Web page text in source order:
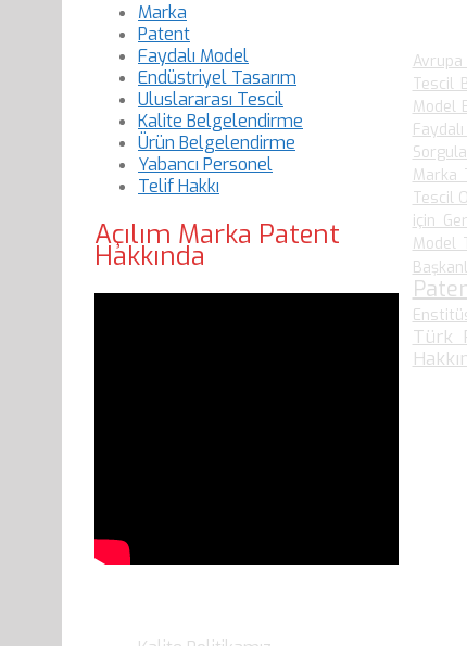
Marka
Patent
Faydalı Model
Endüstriyel Tasarım
Uluslararası Tescil
Kalite Belgelendirme
Ürün Belgelendirme
Yabancı Personel
Telif Hakkı
Açılım Marka Patent
Hakkında
Tescil
Model
Marka
Tescil
için
Model
Türk